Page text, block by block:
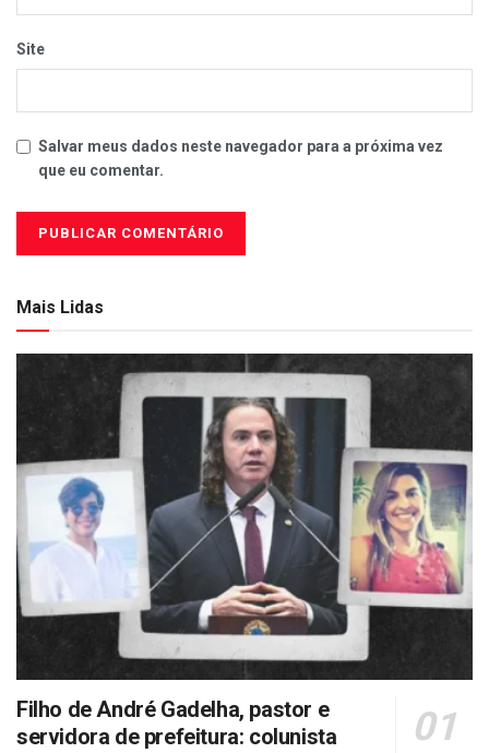
Site
Salvar meus dados neste navegador para a próxima vez
que eu comentar.
Mais Lidas
Filho de André Gadelha, pastor e
servidora de prefeitura: colunista